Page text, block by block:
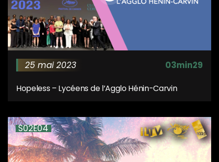
25 mai 2023 03min29
Hopeless – Lycéens de l’Agglo Hénin-Carvin
S02E04